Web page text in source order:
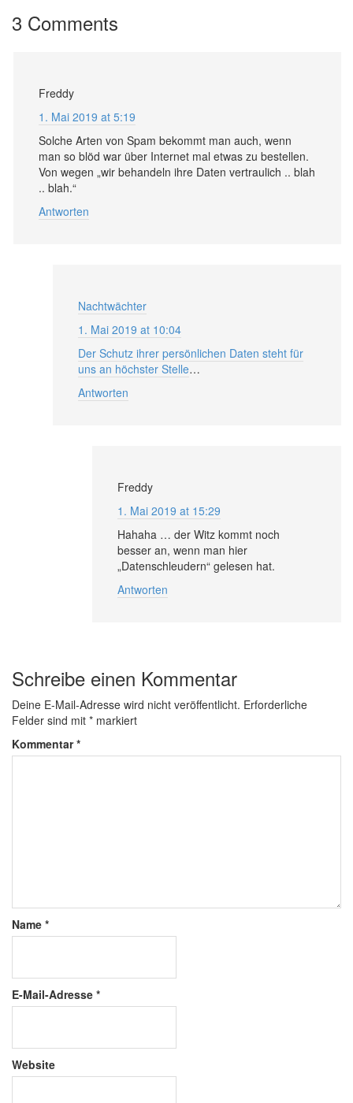
3 Comments
Freddy
1. Mai 2019 at 5:19
Solche Arten von Spam bekommt man auch, wenn
man so blöd war über Internet mal etwas zu bestellen.
Von wegen „wir behandeln ihre Daten vertraulich .. blah
.. blah.“
Antworten
Nachtwächter
1. Mai 2019 at 10:04
Der Schutz ihrer persönlichen Daten steht für
uns an höchster Stelle…
Antworten
Freddy
1. Mai 2019 at 15:29
Hahaha … der Witz kommt noch
besser an, wenn man hier
„Datenschleudern“ gelesen hat.
Antworten
Schreibe einen Kommentar
Deine E-Mail-Adresse wird nicht veröffentlicht. Erforderliche
Felder sind mit * markiert
Kommentar*
Name *
E-Mail-Adresse *
Website